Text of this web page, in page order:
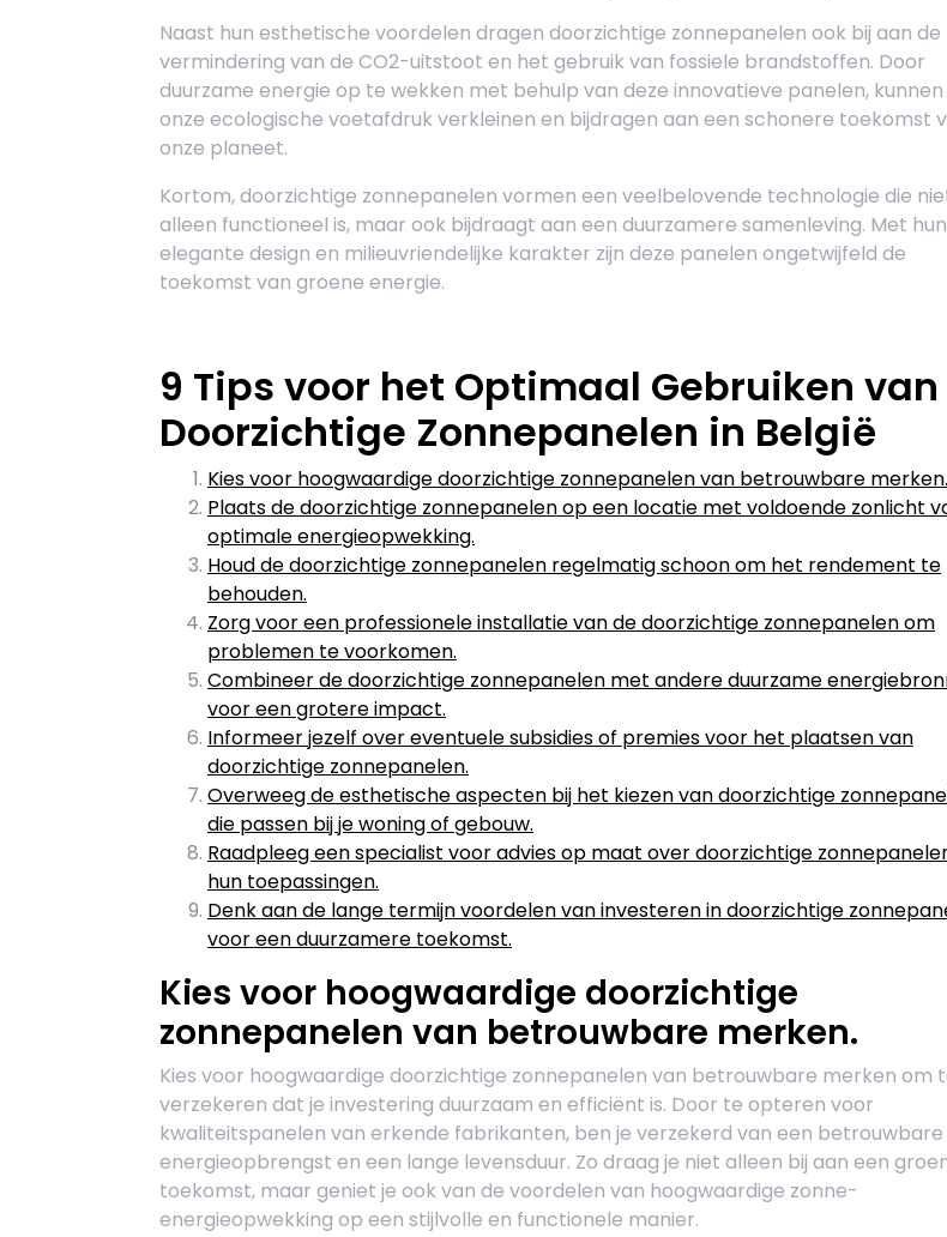
Naast hun esthetische voordelen dragen doorzichtige zonnepanelen ook bij aan de
vermindering van de CO2-uitstoot en het gebruik van fossiele brandstoffen. Door
duurzame energie op te wekken met behulp van deze innovatieve panelen, kunnen
onze ecologische voetafdruk verkleinen en bijdragen aan een schonere toekomst
onze planeet.
Kortom, doorzichtige zonnepanelen vormen een veelbelovende technologie die
alleen functioneel is, maar ook bijdraagt aan een duurzamere samenleving. Met hun
elegante design en milieuvriendelijke karakter zijn deze panelen ongetwijfeld de
toekomst van groene energie.
9 Tips voor het Optimaal Gebruiken van
Doorzichtige Zonnepanelen in België
Kies voor hoogwaardige doorzichtige zonnepanelen van betrouwbare merken.
Plaats de doorzichtige zonnepanelen op een locatie met voldoende zonlicht
optimale energieopwekking.
Houd de doorzichtige zonnepanelen regelmatig schoon om het rendement te
behouden.
Zorg voor een professionele installatie van de doorzichtige zonnepanelen om
problemen te voorkomen.
Combineer de doorzichtige zonnepanelen met andere duurzame
voor een grotere impact.
Informeer jezelf over eventuele subsidies of premies voor het plaatsen van
doorzichtige zonnepanelen.
Overweeg de esthetische aspecten bij het kiezen van doorzichtige
die passen bij je woning of gebouw.
Raadpleeg een specialist voor advies op maat over doorzichtige
hun toepassingen.
Denk aan de lange termijn voordelen van investeren in doorzichtige
voor een duurzamere toekomst.
Kies voor hoogwaardige doorzichtige
zonnepanelen van betrouwbare merken.
Kies voor hoogwaardige doorzichtige zonnepanelen van betrouwbare merken om
verzekeren dat je investering duurzaam en efficiënt is. Door te opteren voor
kwaliteitspanelen van erkende fabrikanten, ben je verzekerd van een betrouwbare
energieopbrengst en een lange levensduur. Zo draag je niet alleen bij aan een
toekomst, maar geniet je ook van de voordelen van hoogwaardige zonne-
energieopwekking op een stijlvolle en functionele manier.